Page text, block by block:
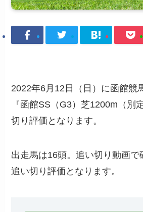
2022年6月12日（日）に函館競
『函館SS（G3）芝1200m（別
切り評価となります。
出走馬は16頭。追い切り動画
追い切り評価となります。